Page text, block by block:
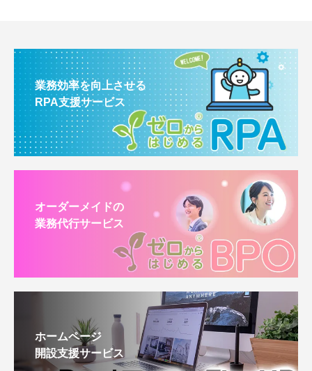
業務効率を向上させる
RPA支援サービス
オーダーメイドの
業務代行サービス
ホームページ
開設支援サービス